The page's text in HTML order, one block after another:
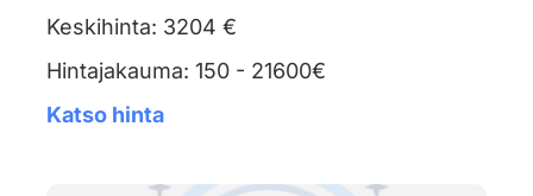
Keskihinta: 3204 €
Hintajakauma: 150 - 21600€
Katso hinta